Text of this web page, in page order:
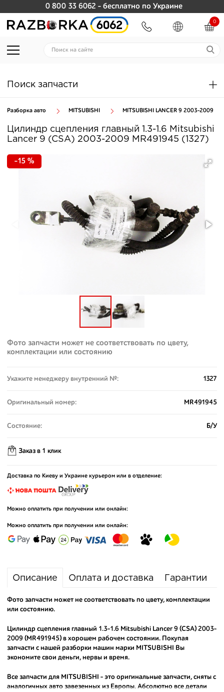
0 800 33 6062 - бесплатно по Украине
0
Поиск запчасти
Разборка авто MITSUBISHI MITSUBISHI LANCER 9 2003-2009
Цилиндр сцепления главный 1.3-1.6 Mitsubishi
Lancer 9 (CSA) 2003-2009 MR491945 (1327)
-15 %
Фото запчасти может не соответствовать по цвету,
комплектации или состоянию
Укажите менеджеру внутренний №: 1327
Оригинальный номер: MR491945
Состояние: Б/У
Заказ в 1 клик
Доставка по Киеву и Украине курьером или в отделение:
Можно оплатить при получении или онлайн:
Можно оплатить при получении или онлайн:
Описание Оплата и доставка Гарантии
Фото запчасти может не соответствовать по цвету, комплектации
или состоянию.
Цилиндр сцепления главный 1.3-1.6 Mitsubishi Lancer 9 (CSA) 2003-
2009 (MR491945) в хорошем рабочем состоянии. Покупая
запчасти с нашей разборки машин марки MITSUBISHI Вы
экономите свои деньги, нервы и время.
Все запчасти для MITSUBISHI - это оригинальные запчасти, сняты с
аналогичных авто завезенных из Европы. Абсолютно все детали